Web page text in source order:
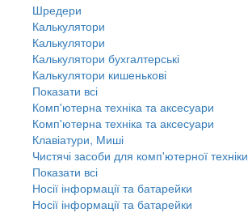
Шредери
Калькулятори
Калькулятори
Калькулятори бухгалтерські
Калькулятори кишенькові
Показати всі
Комп'ютерна техніка та аксесуари
Комп'ютерна техніка та аксесуари
Клавіатури, Миші
Чистячі засоби для комп'ютерної техніки
Показати всі
Носії інформації та батарейки
Носії інформації та батарейки